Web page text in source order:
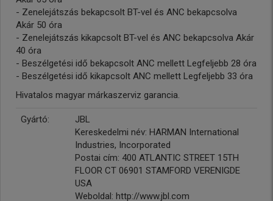
- Zenelejátszás bekapcsolt BT-vel és ANC bekapcsolva
Akár 50 óra
- Zenelejátszás kikapcsolt BT-vel és ANC bekapcsolva Akár
40 óra
- Beszélgetési idő bekapcsolt ANC mellett Legfeljebb 28 óra
- Beszélgetési idő kikapcsolt ANC mellett Legfeljebb 33 óra
Hivatalos magyar márkaszerviz garancia.
Gyártó:
JBL
Kereskedelmi név: HARMAN International
Industries, Incorporated
Postai cím: 400 ATLANTIC STREET 15TH
FLOOR CT 06901 STAMFORD VERENIGDE
USA
Weboldal: http://www.jbl.com